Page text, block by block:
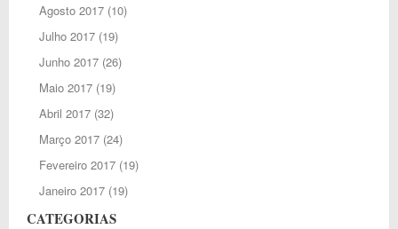
Agosto 2017(10)
Julho 2017(19)
Junho 2017(26)
Maio 2017(19)
Abril 2017(32)
Março 2017(24)
Fevereiro 2017(19)
Janeiro 2017(19)
CATEGORIAS